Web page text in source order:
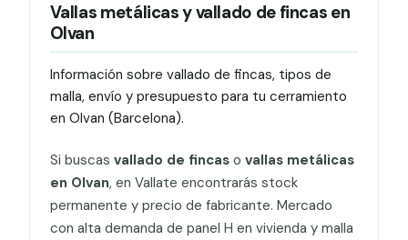
Vallas metálicas y vallado de fincas en
Olvan
Información sobre vallado de fincas, tipos de
malla, envío y presupuesto para tu cerramiento
en Olvan (Barcelona).
Si buscas vallado de fincaso vallas metálicas
en Olvan, en Vallate encontrarás stock
permanente y precio de fabricante. Mercado
con alta demanda de panel H en vivienda y malla